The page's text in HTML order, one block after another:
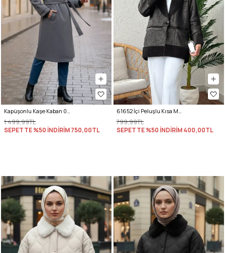
Kapüşonlu Kaşe Kaban 0027 - GRİ
1.499,99TL
SEPETTE %50 İNDİRİM750,00TL
61652 İçi Peluşlu Kısa Mont - SİYAH
799,99TL
SEPETTE %50 İNDİRİM400,00TL